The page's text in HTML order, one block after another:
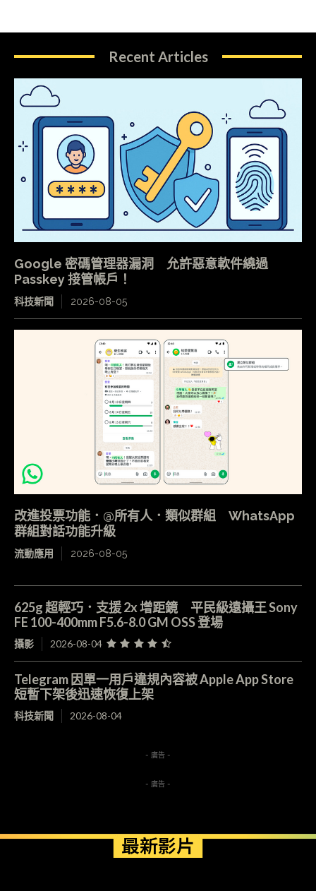
Recent Articles
Google 密碼管理器漏洞 允許惡意軟件繞過
Passkey 接管帳戶！
科技新聞 2026-08-05
改進投票功能．@所有人．類似群組 WhatsApp
群組對話功能升級
流動應用 2026-08-05
625g 超輕巧．支援 2x 增距鏡 平民級遠攝王 Sony
FE 100-400mm F5.6-8.0 GM OSS 登場
攝影 2026-08-04
Telegram 因單一用戶違規內容被 Apple App Store
短暫下架後迅速恢復上架
科技新聞 2026-08-04
- 廣告 -
- 廣告 -
最新影片